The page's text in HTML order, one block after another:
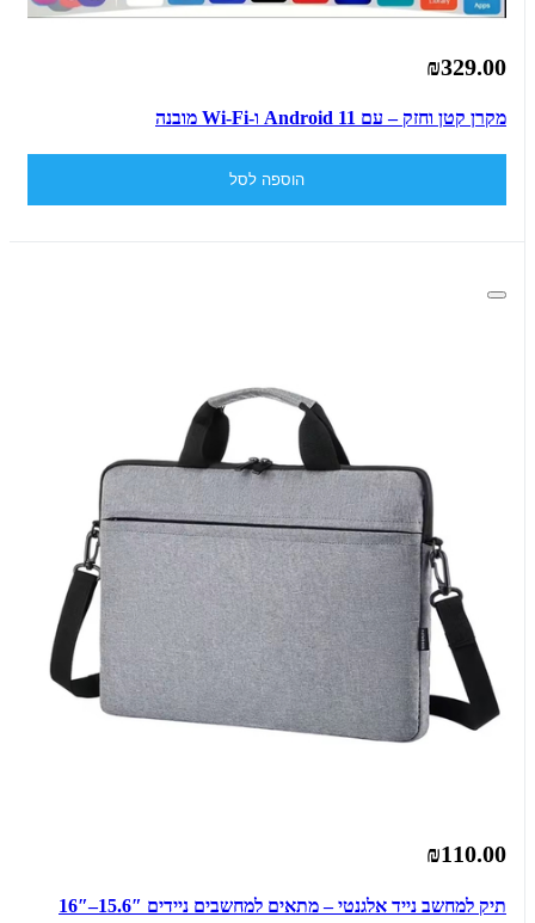
₪329.00
מקרן קטן וחזק – עם Android 11 ו-Wi-Fi מובנה
הוספה לסל
₪110.00
תיק למחשב נייד אלגנטי – מתאים למחשבים ניידים 15.6″–16″